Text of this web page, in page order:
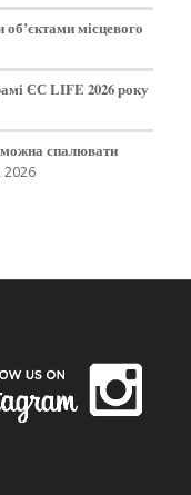
місцевого
ЄС LIFE 2026 року
спалювати